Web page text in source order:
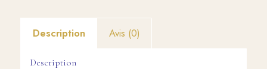
Description Avis (0)
Description